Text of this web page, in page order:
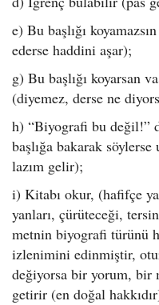
e) Bu başlığı
ederse haddini aşar);
g) Bu başlığı koyarsan
(diyemez, derse ne
h) “Biyografi bu değil!”
başlığa bakarak
lazım gelir);
i) Kitabı okur, (hafifçe
yanları, çürüteceği,
metnin biyografi türünü
izlenimini edinmiştir,
değiyorsa bir yorum, bir
getirir (en doğal